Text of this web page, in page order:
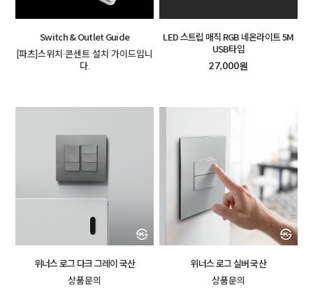
Switch & Outlet Guide
[파츠]스위치·콘센트 설치 가이드입니
다.
LED 스트립 매직 RGB 네온라이트 5M
USB타입
27,000원
위너스 로그 다크 그레이 국산
상품문의
위너스 로그 실버 국산
상품문의